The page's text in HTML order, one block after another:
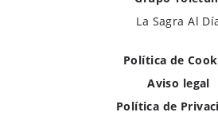
La Sagra Al
Política de
Aviso legal
Política de